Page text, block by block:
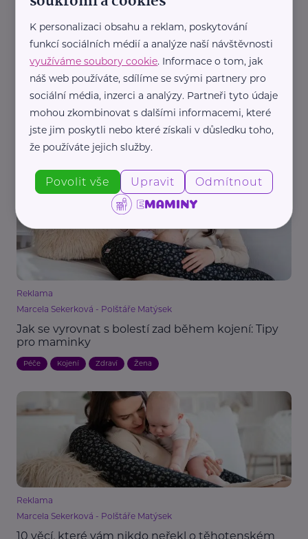
Marcela Sekerková - Polštáře Matýsek
7 spánkových poloh, které vám pomohou lépe
spát během těhotenství
Reklama
Marcela Sekerková - Polštáře Matýsek
Jak se vyrovnat s bolestí zad během kojení: Tipy
pro maminky
Péče Kojení Zdraví Žena
Reklama
Marcela Sekerková - Polštáře Matýsek
10 věcí, které vám nikdo neřekl o těhotenském
K personalizaci obsahu a reklam, poskytování
funkcí sociálních médií a analýze naší návštěvnosti
využíváme soubory cookie. Informace o tom, jak
náš web používáte, sdílíme se svými partnery pro
sociální média, inzerci a analýzy. Partneři tyto údaje
mohou zkombinovat s dalšími informacemi, které
jste jim poskytli nebo které získali v důsledku toho,
že používáte jejich služby.
Povolit vše Upravit Odmítnout